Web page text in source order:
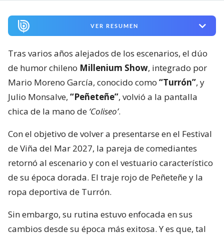
VER RESUMEN
Tras varios años alejados de los escenarios, el dúo
de humor chileno Millenium Show, integrado por
Mario Moreno García, conocido como “Turrón”, y
Julio Monsalve, “Peñeteñe”, volvió a la pantalla
chica de la mano de ‘Coliseo’.
Con el objetivo de volver a presentarse en el Festival
de Viña del Mar 2027, la pareja de comediantes
retornó al escenario y con el vestuario característico
de su época dorada. El traje rojo de Peñeteñe y la
ropa deportiva de Turrón.
Sin embargo, su rutina estuvo enfocada en sus
cambios desde su época más exitosa. Y es que, tal